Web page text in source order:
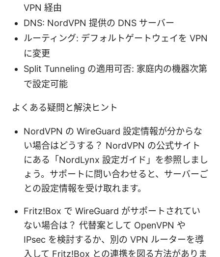
VPN 経由
DNS: NordVPN 提供の DNS サーバー
ルーティング: デフォルトゲートウェイを VPN
に変更
Split Tunneling の適用可否: 家庭内の機器次第
で設定可能
よくある疑問と解決ヒント
NordVPN の WireGuard 設定情報が分からな
い場合はどうする？ NordVPN の公式サイト
にある「NordLynx 設定ガイド」を参照しまし
ょう。サポートに問い合わせると、サーバーご
との設定情報を受け取れます。
Fritz!Box で WireGuard がサポートされてい
ない場合は？ 代替案として OpenVPN や
IPsec を検討するか、別の VPN ルーターを導
入して Fritz!Box との連携を図る方法がありま